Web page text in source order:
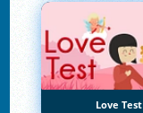
Love Test